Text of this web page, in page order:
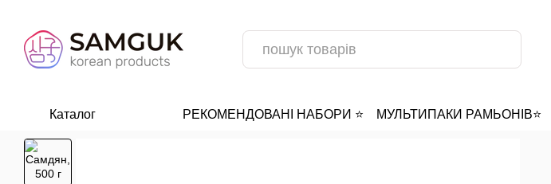
Каталог РЕКОМЕНДОВАНІ НАБОРИ ⭐️ МУЛЬТИПАКИ РАМЬОНІВ⭐